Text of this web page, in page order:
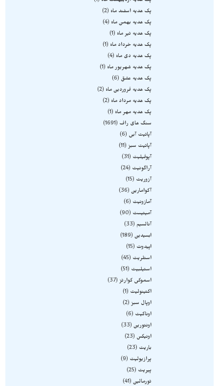
پک هدیه اسفند ماه
2
پک هدیه بهمن ماه
4
پک هدیه تیر ماه
1
پک هدیه خرداد ماه
1
پک هدیه دی ماه
4
پک هدیه شهریور ماه
1
پک هدیه عشق
6
پک هدیه فروردین ماه
2
پک هدیه مرداد ماه
2
پک هدیه مهر ماه
1
سنگ های راف
1691
آپاتیت آبی
6
آپاتیت سبز
11
آپوفیلیت
31
آراگونیت
24
آزوریت
15
آکوامارین 36
آمازونیت
6
آمیتیست
90
آنالسیم
33
ابسیدین 189
اپیدوت
15
استلریت
45
استیلبیت
51
اسموکی کوارتز
37
اکتینولیت
1
اوپال سبز
2
اوناکیت
6
اونتورین 33
اونیکس
23
باریت
23
پرازیولیت
9
پیریت
25
تورمالین 41